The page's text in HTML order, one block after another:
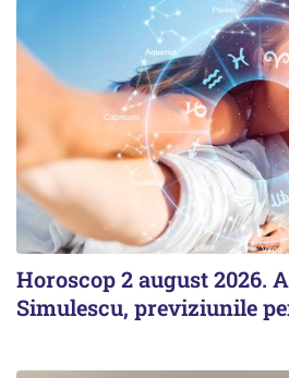
Horoscop 2 august 2026.
Simulescu, previziunile